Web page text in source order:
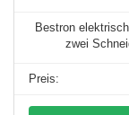
Bestron
zwei